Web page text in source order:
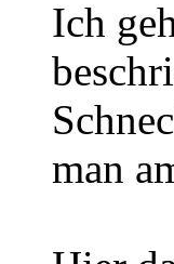
Ich
man